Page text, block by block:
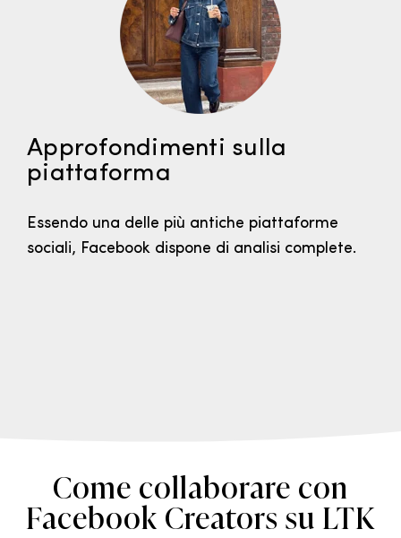
Approfondimenti sulla
piattaforma
Essendo una delle più antiche piattaforme
sociali, Facebook dispone di analisi complete.
Come collaborare con
Facebook Creators su LTK